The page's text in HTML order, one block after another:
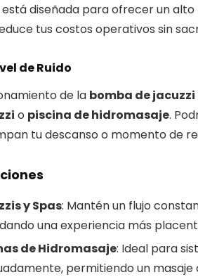
está diseñada para ofrecer un
tus costos operativos sin
de Ruido
de la bomba de jacuzzi
o piscina de hidromasaje.
tu descanso o momento de
y Spas: Mantén un flujo
una experiencia más
de Hidromasaje: Ideal para
permitiendo un masaje